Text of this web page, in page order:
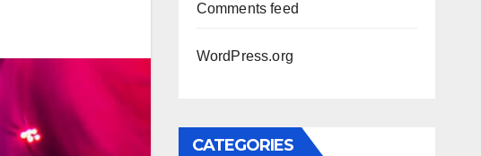
Comments feed
WordPress.org
CATEGORIES